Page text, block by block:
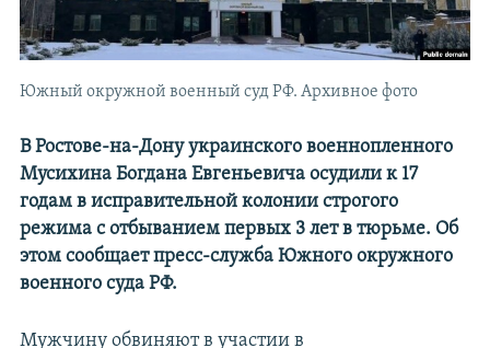
Южный окружной военный суд РФ. Архивное фото
В Ростове-на-Дону украинского военнопленного
Мусихина Богдана Евгеньевича осудили к 17
годам в исправительной колонии строгого
режима с отбыванием первых 3 лет в тюрьме. Об
этом сообщает пресс-служба Южного окружного
военного суда РФ.
Мужчину обвиняют в участии в